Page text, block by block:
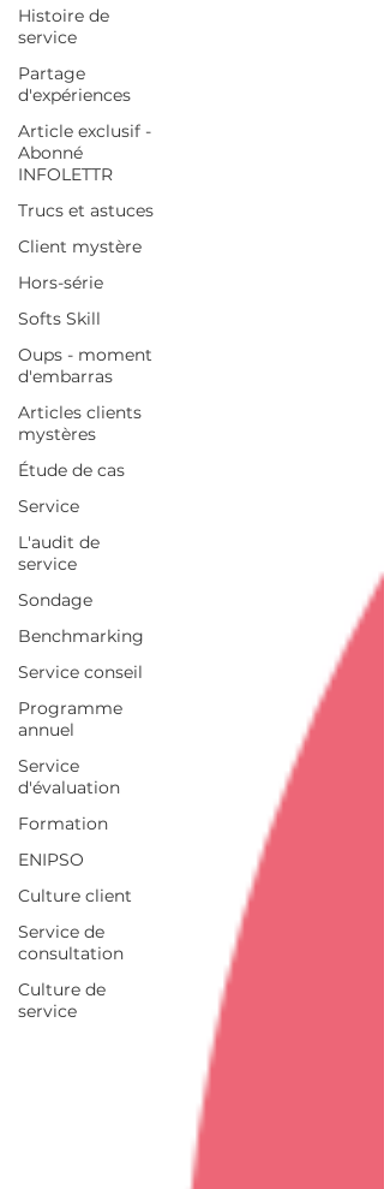
Histoire de
service
Partage
d'expériences
Article exclusif -
Abonné
INFOLETTR
Trucs et astuces
Client mystère
Hors-série
Softs Skill
Oups - moment
d'embarras
Articles clients
mystères
Étude de cas
Service
L'audit de
service
Sondage
Benchmarking
Service conseil
Programme
annuel
Service
d'évaluation
Formation
ENIPSO
Culture client
Service de
consultation
Culture de
service